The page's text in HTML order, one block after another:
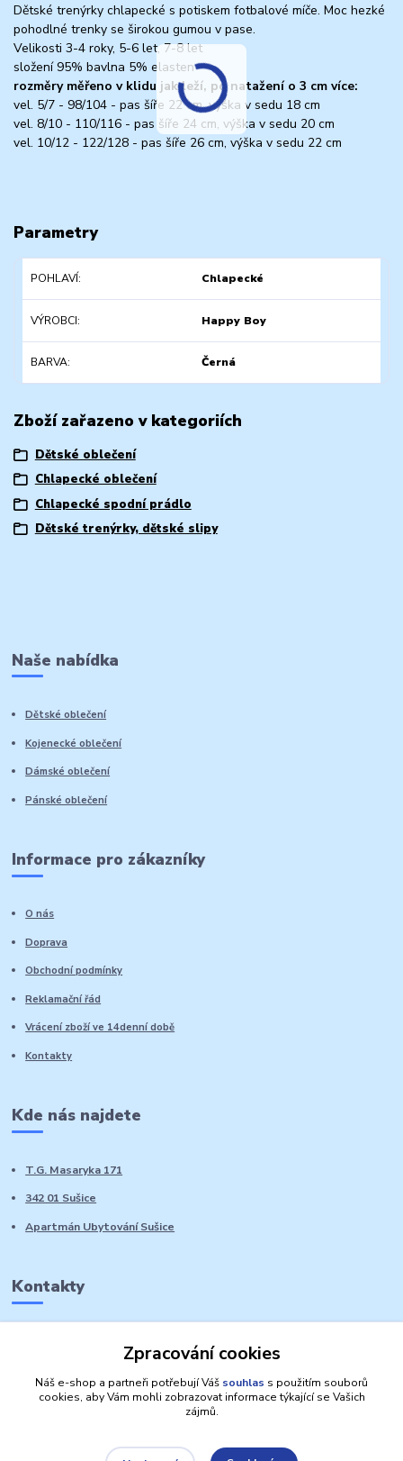
Dětské trenýrky chlapecké s potiskem fotbalové míče. Moc hezké
pohodlné trenky se širokou gumou v pase.
Velikosti 3-4 roky, 5-6 let, 7-8 let
složení 95% bavlna 5% elasten
rozměry měřeno v klidu jak leží, po natažení o 3 cm více:
vel. 5/7 - 98/104 - pas šíře 22 cm, výška v sedu 18 cm
vel. 8/10 - 110/116 - pas šíře 24 cm, výška v sedu 20 cm
vel. 10/12 - 122/128 - pas šíře 26 cm, výška v sedu 22 cm
Parametry
POHLAVÍ Chlapecké
VÝROBCI Happy Boy
BARVA Černá
Zboží zařazeno v kategoriích
Dětské oblečení
Chlapecké oblečení
Chlapecké spodní prádlo
Dětské trenýrky, dětské slipy
Naše nabídka
Dětské oblečení
Kojenecké oblečení
Dámské oblečení
Pánské oblečení
Informace pro zákazníky
O nás
Doprava
Obchodní podmínky
Reklamační řád
Vrácení zboží ve 14denní době
Kontakty
Kde nás najdete
T.G. Masaryka 171
342 01 Sušice
Apartmán Ubytování Sušice
Kontakty
Zpracování cookies
Náš e-shop a partneři potřebují Váš souhlas s použitím souborů
cookies, aby Vám mohli zobrazovat informace týkající se Vašich
zájmů.